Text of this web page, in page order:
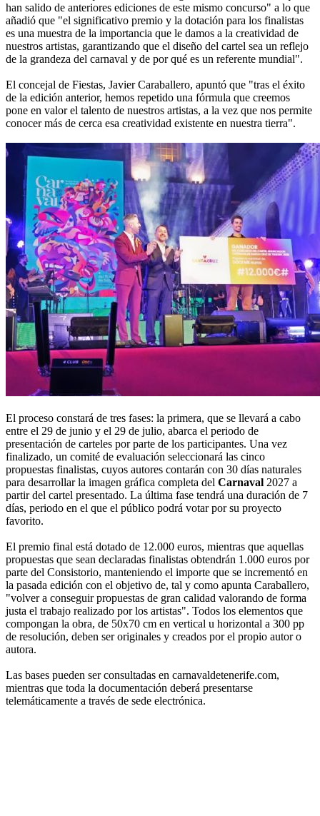
han salido de anteriores ediciones de este mismo concurso" a lo que
añadió que "el significativo premio y la dotación para los finalistas
es una muestra de la importancia que le damos a la creatividad de
nuestros artistas, garantizando que el diseño del cartel sea un reflejo
de la grandeza del carnaval y de por qué es un referente mundial".
El concejal de Fiestas, Javier Caraballero, apuntó que "tras el éxito
de la edición anterior, hemos repetido una fórmula que creemos
pone en valor el talento de nuestros artistas, a la vez que nos permite
conocer más de cerca esa creatividad existente en nuestra tierra".
El proceso constará de tres fases: la primera, que se llevará a cabo
entre el 29 de junio y el 29 de julio, abarca el periodo de
presentación de carteles por parte de los participantes. Una vez
finalizado, un comité de evaluación seleccionará las cinco
propuestas finalistas, cuyos autores contarán con 30 días naturales
para desarrollar la imagen gráfica completa del Carnaval 2027 a
partir del cartel presentado. La última fase tendrá una duración de 7
días, periodo en el que el público podrá votar por su proyecto
favorito.
El premio final está dotado de 12.000 euros, mientras que aquellas
propuestas que sean declaradas finalistas obtendrán 1.000 euros por
parte del Consistorio, manteniendo el importe que se incrementó en
la pasada edición con el objetivo de, tal y como apunta Caraballero,
"volver a conseguir propuestas de gran calidad valorando de forma
justa el trabajo realizado por los artistas". Todos los elementos que
compongan la obra, de 50x70 cm en vertical u horizontal a 300 pp
de resolución, deben ser originales y creados por el propio autor o
autora.
Las bases pueden ser consultadas en carnavaldetenerife.com,
mientras que toda la documentación deberá presentarse
telemáticamente a través de sede electrónica.